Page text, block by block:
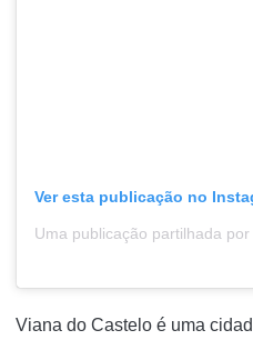
Ver esta publicação no
Viana do Castelo é uma